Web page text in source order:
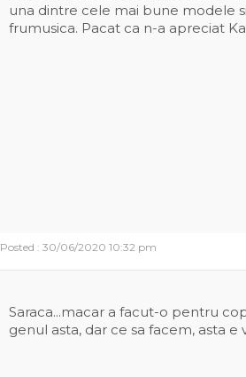
una dintre cele mai bune modele
frumusica. Pacat ca n-a apreciat
Posted : 30/06/2020 10:32 pm
Saraca...macar a facut-o pentru
genul asta, dar ce sa facem, asta e